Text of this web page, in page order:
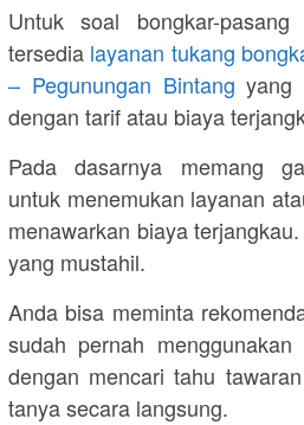
Untuk soal bongkar-
tersedia layanan tukang
– Pegunungan Bintang yang
dengan tarif atau biaya
Pada dasarnya memang
untuk menemukan layanan
menawarkan biaya
yang mustahil.
Anda bisa meminta
sudah pernah
dengan mencari tahu
tanya secara langsung.